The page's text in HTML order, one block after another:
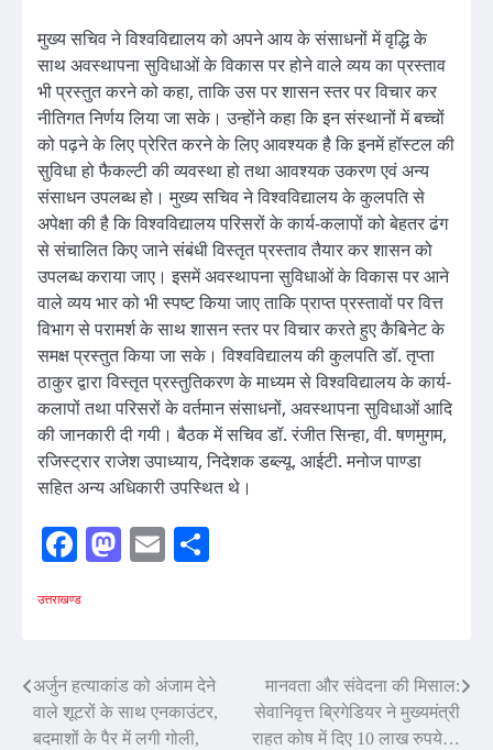
मुख्य सचिव ने विश्वविद्यालय को अपने आय के संसाधनों में वृद्धि के
साथ अवस्थापना सुविधाओं के विकास पर होने वाले व्यय का प्रस्ताव
भी प्रस्तुत करने को कहा, ताकि उस पर शासन स्तर पर विचार कर
नीतिगत निर्णय लिया जा सके। उन्होंने कहा कि इन संस्थानों में बच्चों
को पढ़ने के लिए प्रेरित करने के लिए आवश्यक है कि इनमें हॉस्टल की
सुविधा हो फैकल्टी की व्यवस्था हो तथा आवश्यक उकरण एवं अन्य
संसाधन उपलब्ध हो। मुख्य सचिव ने विश्वविद्यालय के कुलपति से
अपेक्षा की है कि विश्वविद्यालय परिसरों के कार्य-कलापों को बेहतर ढंग
से संचालित किए जाने संबंधी विस्तृत प्रस्ताव तैयार कर शासन को
उपलब्ध कराया जाए। इसमें अवस्थापना सुविधाओं के विकास पर आने
वाले व्यय भार को भी स्पष्ट किया जाए ताकि प्राप्त प्रस्तावों पर वित्त
विभाग से परामर्श के साथ शासन स्तर पर विचार करते हुए कैबिनेट के
समक्ष प्रस्तुत किया जा सके। विश्वविद्यालय की कुलपति डॉ. तृप्ता
ठाकुर द्वारा विस्तृत प्रस्तुतिकरण के माध्यम से विश्वविद्यालय के कार्य-
कलापों तथा परिसरों के वर्तमान संसाधनों, अवस्थापना सुविधाओं आदि
की जानकारी दी गयी। बैठक में सचिव डॉ. रंजीत सिन्हा, वी. षणमुगम,
रजिस्ट्रार राजेश उपाध्याय, निदेशक डब्ल्यू. आईटी. मनोज पाण्डा
सहित अन्य अधिकारी उपस्थित थे।
Facebook
Mastodon
Email
उत्तराखण्ड
Post
navigation
अर्जुन हत्याकांड को अंजाम देने
वाले शूटरों के साथ एनकाउंटर,
बदमाशों के पैर में लगी गोली,
मानवता और संवेदना की मिसाल:
सेवानिवृत्त ब्रिगेडियर ने मुख्यमंत्री
राहत कोष में दिए 10 लाख रुपये…